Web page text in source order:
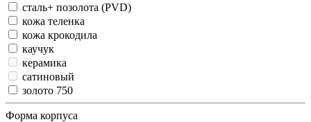
сталь+ позолота (PVD)
кожа теленка
кожа крокодила
каучук
керамика
сатиновый
золото 750
Форма корпуса